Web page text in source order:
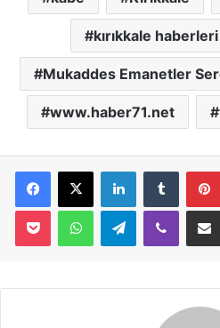
kırıkkale haberleri
Mukaddes Emanetler
www.haber71.net
Telegram